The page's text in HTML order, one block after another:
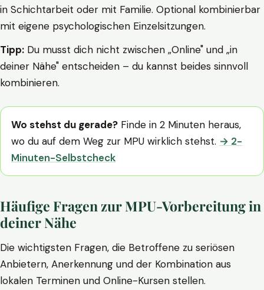
in Schichtarbeit oder mit Familie. Optional kombinierbar
mit eigene psychologischen Einzelsitzungen.
Tipp: Du musst dich nicht zwischen „Online" und „in
deiner Nähe" entscheiden – du kannst beides sinnvoll
kombinieren.
Wo stehst du gerade? Finde in 2 Minuten heraus,
wo du auf dem Weg zur MPU wirklich stehst. → 2-
Minuten-Selbstcheck
Häufige Fragen zur MPU-Vorbereitung in
deiner Nähe
Die wichtigsten Fragen, die Betroffene zu seriösen
Anbietern, Anerkennung und der Kombination aus
lokalen Terminen und Online-Kursen stellen.